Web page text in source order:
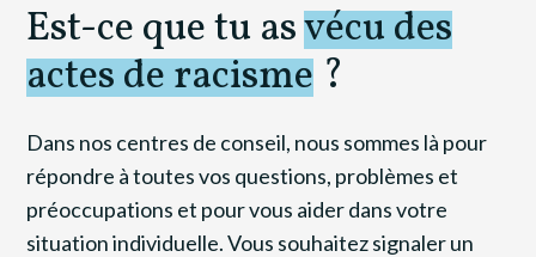
Est-ce que tu asvécu des
actes de racisme ?
Dans nos centres de conseil, nous sommes là pour
répondre à toutes vos questions, problèmes et
préoccupations et pour vous aider dans votre
situation individuelle. Vous souhaitez signaler un